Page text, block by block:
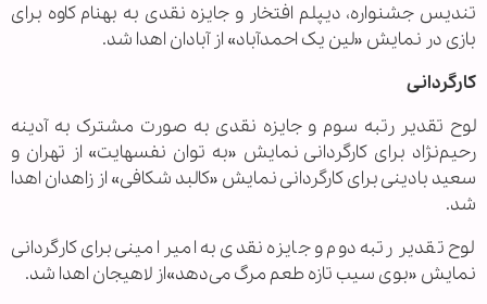
تندیس جشنواره، دیپلم افتخار و جایزه نقدی به بهنام کاوه برای
بازی در نمایش «لین یک احمدآباد» از آبادان اهدا شد.
کارگردانی
لوح تقدیر رتبه سوم و جایزه نقدی به صورت مشترک به آدینه
رحیم‌نژاد برای کارگردانی نمایش «به توان نفسهایت» از تهران و
سعید بادینی برای کارگردانی نمایش «کالبد شکافی» از زاهدان اهدا
شد.
لوح تقدیر رتبه دوم و جایزه نقدی به امیر امینی برای کارگردانی
نمایش «بوی سیب تازه طعم مرگ می‌دهد»از لاهیجان اهدا شد.